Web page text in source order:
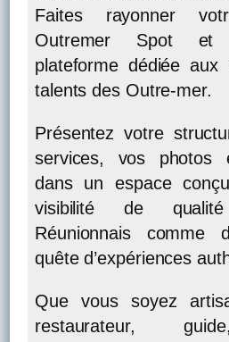
Faites rayonner
Outremer Spot et
plateforme dédiée
talents des Outre-mer.
Présentez votre
services, vos photos
dans un espace
visibilité de
Réunionnais comme
quête d’expériences
Que vous soyez
restaurateur,